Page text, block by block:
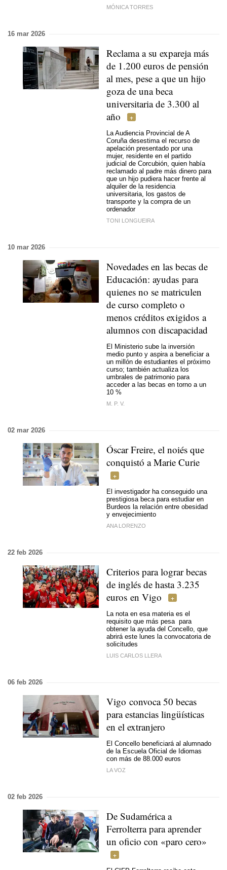
MÓNICA TORRES
16 mar 2026
Reclama a su expareja más
de 1.200 euros de pensión
al mes, pese a que un hijo
goza de una beca
universitaria de 3.300 al
año
La Audiencia Provincial de A
Coruña desestima el recurso de
apelación presentado por una
mujer, residente en el partido
judicial de Corcubión, quien había
reclamado al padre más dinero para
que un hijo pudiera hacer frente al
alquiler de la residencia
universitaria, los gastos de
transporte y la compra de un
ordenador
TONI LONGUEIRA
10 mar 2026
Novedades en las becas de
Educación: ayudas para
quienes no se matriculen
de curso completo o
menos créditos exigidos a
alumnos con discapacidad
El Ministerio sube la inversión
medio punto y aspira a beneficiar a
un millón de estudiantes el próximo
curso; también actualiza los
umbrales de patrimonio para
acceder a las becas en torno a un
10 %
M. P. V.
02 mar 2026
Óscar Freire, el noiés que
conquistó a Marie Curie
El investigador ha conseguido una
prestigiosa beca para estudiar en
Burdeos la relación entre obesidad
y envejecimiento
ANA LORENZO
22 feb 2026
Criterios para lograr becas
de inglés de hasta 3.235
euros en Vigo
La nota en esa materia es el
requisito que más pesa para
obtener la ayuda del Concello, que
abrirá este lunes la convocatoria de
solicitudes
LUIS CARLOS LLERA
06 feb 2026
Vigo convoca 50 becas
para estancias lingüísticas
en el extranjero
El Concello beneficiará al alumnado
de la Escuela Oficial de Idiomas
con más de 88.000 euros
LA VOZ
02 feb 2026
De Sudamérica a
Ferrolterra para aprender
un oficio con «paro cero»